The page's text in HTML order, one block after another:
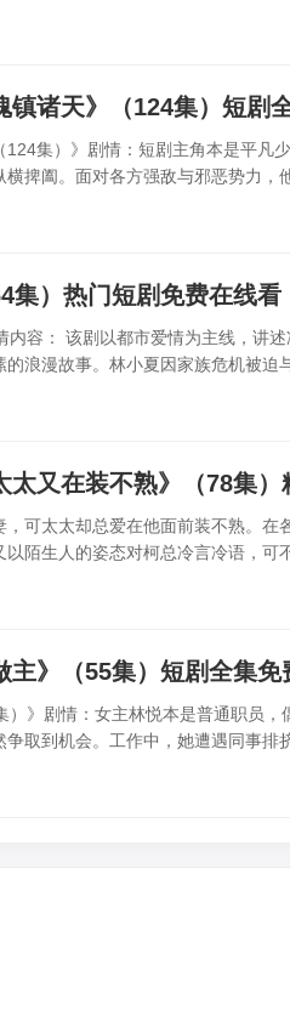
镇诸天》（124集）短剧
124集）》剧情：短剧主角本是平
捭阖。面对各方强敌与邪恶势力，
集）热门短剧免费在线看
内容： 该剧以都市爱情为主线，讲
浪漫故事。林小夏因家族危机被迫
太又在装不熟》（78集
可太太却总爱在他面前装不熟。
陌生人的姿态对柯总冷言冷语，可
主》（55集）短剧全集
）》剧情：女主林悦本是普通职员
取到机会。工作中，她遭遇同事排